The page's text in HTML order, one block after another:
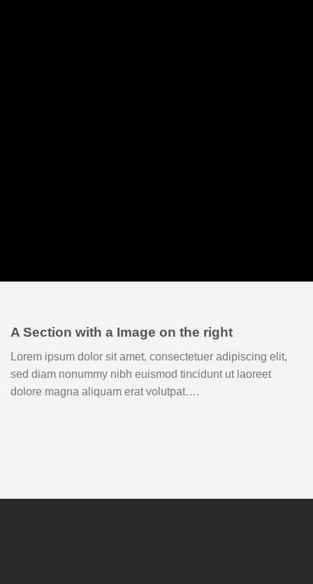
A Section with a Image on the right
Lorem ipsum dolor sit amet, consectetuer adipiscing elit,
sed diam nonummy nibh euismod tincidunt ut laoreet
dolore magna aliquam erat volutpat….